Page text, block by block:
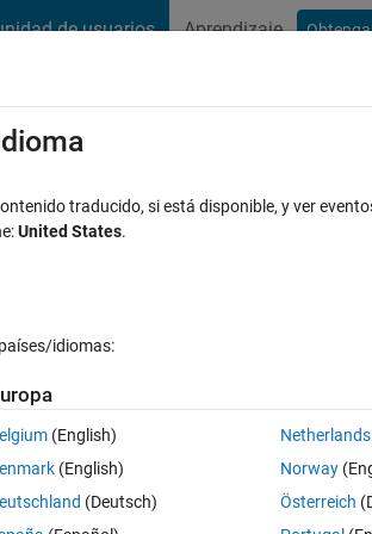
de usuarios Aprendizaje
exported flux and torque table?
traducido, si está disponible, y ver
United States.
idiomas:
(English)
(English)
(Deutsch)
Netherlands
Norway
Österreich